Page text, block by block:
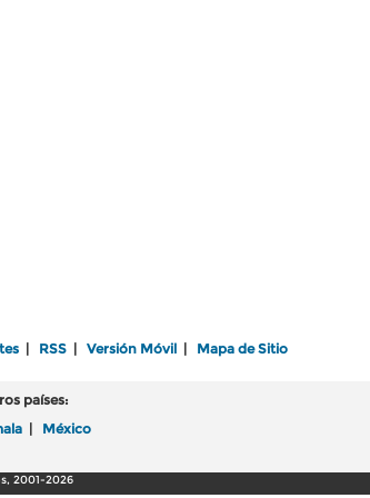
RSS Versión Móvil Mapa de Sitio
países:
México
2001-2026